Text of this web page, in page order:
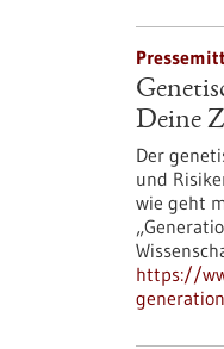
Deine
Der
und
wie geht
https://